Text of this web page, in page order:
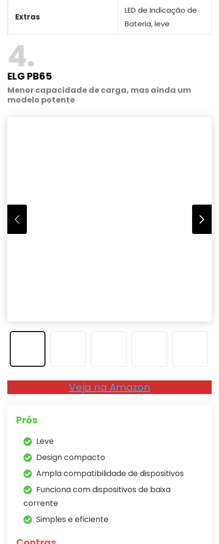
Extras
LED de Indicação de
Bateria, leve
4
ELG PB65
Menor capacidade de carga, mas ainda um
modelo potente
Veja na Amazon
Prós
Leve
Design compacto
Ampla compatibilidade de dispositivos
Funciona com dispositivos de baixa
corrente
Simples e eficiente